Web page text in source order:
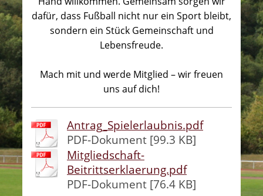
dafür, dass Fußball nicht nur ein Sport bleibt,
sondern ein Stück Gemeinschaft und
Lebensfreude.
Mach mit und werde Mitglied – wir freuen
uns auf dich!
Antrag_Spielerlaubnis.pdf
PDF-Dokument [99.3 KB]
Mitgliedschaft-
Beitrittserklaerung.pdf
PDF-Dokument [76.4 KB]